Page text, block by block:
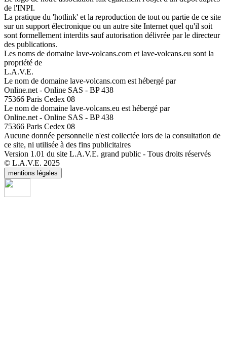
de l'INPI.
La pratique du 'hotlink' et la reproduction de tout ou partie de ce site
sur un support électronique ou un autre site Internet quel qu'il soit
sont formellement interdits sauf autorisation délivrée par le directeur
des publications.
Les noms de domaine lave-volcans.com et lave-volcans.eu sont la
propriété de
L.A.V.E.
Le nom de domaine lave-volcans.com est hébergé par
Online.net - Online SAS - BP 438
75366 Paris Cedex 08
Le nom de domaine lave-volcans.eu est hébergé par
Online.net - Online SAS - BP 438
75366 Paris Cedex 08
Aucune donnée personnelle n'est collectée lors de la consultation de
ce site, ni utilisée à des fins publicitaires
Version 1.01 du site L.A.V.E. grand public - Tous droits réservés
© L.A.V.E. 2025
mentions légales